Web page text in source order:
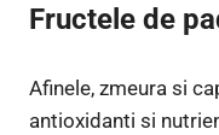
Fructele de
Afinele, zmeura si
antioxidanti si